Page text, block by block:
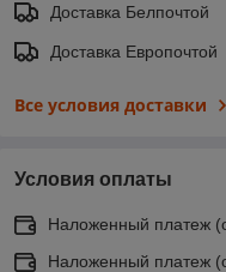
Доставка Белпочтой
Доставка Европочтой
Все условия доставки
Условия оплаты
Наложенный платеж
Наложенный платеж